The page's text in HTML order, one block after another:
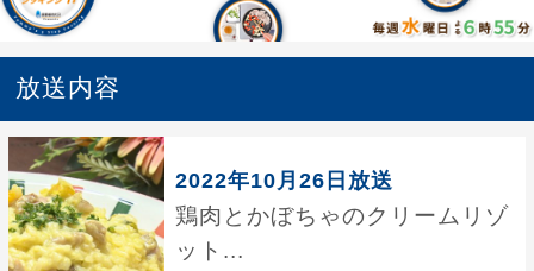
放送内容
2022年10月26日放送
鶏肉とかぼちゃのクリームリゾ
ット...